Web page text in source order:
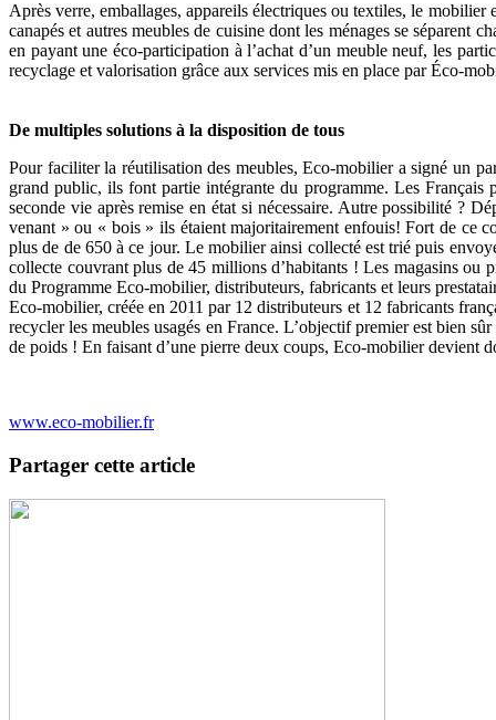
Après verre, emballages, appareils électriques ou textiles, le
canapés et autres meubles de cuisine dont les ménages se séparent
en payant une éco-participation à l’achat d’un meuble neuf, les
recyclage et valorisation grâce aux services mis en place par Éco-
De multiples solutions à la disposition de tous
Pour faciliter la réutilisation des meubles, Eco-mobilier a signé un
grand public, ils font partie intégrante du programme. Les Français
seconde vie après remise en état si nécessaire. Autre possibilité ?
venant » ou « bois » ils étaient majoritairement enfouis! Fort de ce
plus de de 650 à ce jour. Le mobilier ainsi collecté est trié puis
collecte couvrant plus de 45 millions d’habitants ! Les magasins ou
du Programme Eco-mobilier, distributeurs, fabricants et leurs
Eco-mobilier, créée en 2011 par 12 distributeurs et 12 fabricants
recycler les meubles usagés en France. L’objectif premier est bien
de poids ! En faisant d’une pierre deux coups, Eco-mobilier devient
www.eco-mobilier.fr
Partager cette article